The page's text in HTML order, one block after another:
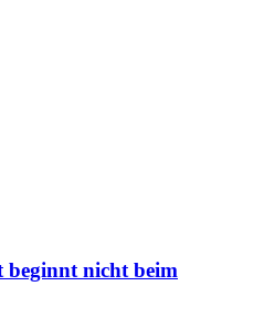
beginnt nicht beim